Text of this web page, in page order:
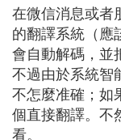
在微信消息或者
的翻譯系統（應
會自動解碼，並
不過由於系統智
不怎麼准確；如
個直接翻譯。不
看。